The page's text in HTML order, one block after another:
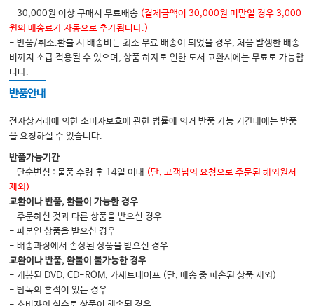
Periodontal Care
40. Peri-impant Anatomy, Biology, and Function
41. Clinical Evaluation of the Implant Patient
42. Diagnostic Imaging for the Implant Patient
44. Implant Surgical Procedures
46. Advances in Dental Implantology: Microsurgery, Piezo Surgery and
Digitally Assisted Implant Surgery
47. Complications in Dental Implantology
48. Results of Implant Treatment and Future Supportive Implant Care
- 30,000원 이상 구매시 무료배송 (결제금액이 30,000원 미만일 경우 3,000
원의 배송료가 자동으로 추가됩니다.)
- 반품/취소.환불 시 배송비는 최소 무료 배송이 되었을 경우, 처음 발생한 배송
비까지 소급 적용될 수 있으며, 상품 하자로 인한 도서 교환시에는 무료로 가능합
니다.
반품안내
전자상거래에 의한 소비자보호에 관한 법률에 의거 반품 가능 기간내에는 반품
을 요청하실 수 있습니다.
반품가능기간
- 단순변심 : 물품 수령 후 14일 이내 (단, 고객님의 요청으로 주문된 해외원서
제외)
교환이나 반품, 환불이 가능한 경우
- 주문하신 것과 다른 상품을 받으신 경우
- 파본인 상품을 받으신 경우
- 배송과정에서 손상된 상품을 받으신 경우
교환이나 반품, 환불이 불가능한 경우
- 개봉된 DVD, CD-ROM, 카세트테이프 (단, 배송 중 파손된 상품 제외)
- 탐독의 흔적이 있는 경우